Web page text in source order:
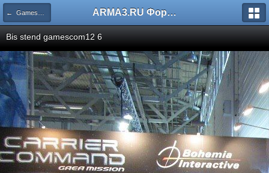
← GamesCom 2012 ARMA3.RU Форум
Bis stend gamescom12 6